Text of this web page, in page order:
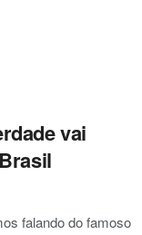
vai
falando do famoso